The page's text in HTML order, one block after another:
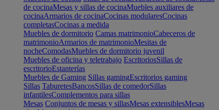
de cocinaMesas y sillas de cocinaMuebles auxiliares de
cocinaArmarios de cocinaCocinas modularesCocinas
completasCocinas a medida
Muebles de dormitorio Camas matrimonioCabeceros de
matrimonioArmarios de matrimonioMesitas de
nocheComodasMuebles de dormitorio juvenil
Muebles de oficina y teletrabajo EscritoriosSillas de
escritorioEstanterías
Muebles de Gaming Sillas gamingEscritorios gaming
Sillas TaburetesBancosSillas de comedorSillas
infantilesComplementos para sillas
Mesas Conjuntos de mesas y sillasMesas extensiblesMesas